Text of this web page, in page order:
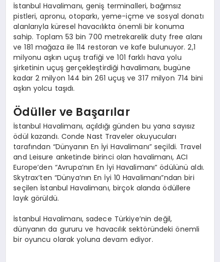
İstanbul Havalimanı, geniş terminalleri, bağımsız
pistleri, apronu, otoparkı, yeme-içme ve sosyal donatı
alanlarıyla küresel havacılıkta önemli bir konuma
sahip. Toplam 53 bin 700 metrekarelik duty free alanı
ve 181 mağaza ile 114 restoran ve kafe bulunuyor. 2,1
milyonu aşkın uçuş trafiği ve 101 farklı hava yolu
şirketinin uçuş gerçekleştirdiği havalimanı, bugüne
kadar 2 milyon 144 bin 261 uçuş ve 317 milyon 714 bini
aşkın yolcu taşıdı.
Ödüller ve Başarılar
İstanbul Havalimanı, açıldığı günden bu yana sayısız
ödül kazandı. Conde Nast Traveler okuyucuları
tarafından “Dünyanın En İyi Havalimanı” seçildi. Travel
and Leisure anketinde birinci olan havalimanı, ACI
Europe’den “Avrupa’nın En İyi Havalimanı” ödülünü aldı.
Skytrax’ten “Dünya’nın En İyi 10 Havalimanı”ndan biri
seçilen İstanbul Havalimanı, birçok alanda ödüllere
layık görüldü.
İstanbul Havalimanı, sadece Türkiye’nin değil,
dünyanın da gururu ve havacılık sektöründeki önemli
bir oyuncu olarak yoluna devam ediyor.